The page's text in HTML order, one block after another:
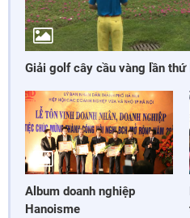
Giải golf cây cầu vàng lần
Album doanh nghiệp
Hanoisme